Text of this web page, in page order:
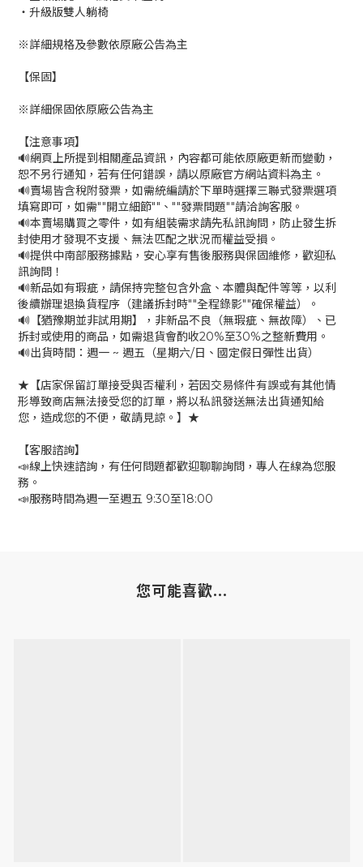
‧升級版雙人躺椅
※詳細規格及參數依原廠公告為主
【保固】
※詳細保固依原廠公告為主
【注意事項】
🔊網頁上所提到相關產品資訊，內容都可能依原廠更新而變動，
恕不另行通知，若有任何錯誤，請以原廠官方網站資料為主。
🔊賣場皆含稅附發票，如需統編請於下單時選擇三聯式發票選項
填寫即可，如需""開立細節""、""發票問題""請洽詢客服。
🔊本賣場購買之零件，如有組裝需求請先私訊詢問，防止發生拆
封使用才發現不支援、無法匹配之狀況而權益受損。
🔊提供中南部服務據點，安心享有售後服務與保固維修，歡迎私
訊詢問！
🔊新品如有瑕疵，請保持完整包含外盒、本體與配件等等，以利
後續辦理退換貨程序（建議拆封時""全程錄影""確保權益）。
🔊【猶豫期並非試用期】，非新品不良（無瑕疵、無故障）、已
拆封或使用的商品，如需退貨會酌收20%至30%之整新費用。
🔊出貨時間：週一 ~ 週五（星期六/日、國定假日彈性出貨）
★【店家保留訂單接受與否權利，若因交易條件有誤或有其他情
形導致商店無法接受您的訂單，將以私訊發送無法出貨通知給
您，造成您的不便，敬請見諒。】★
【客服諮詢】
📣線上快速諮詢，有任何問題都歡迎聊聊詢問，專人在線為您服
務。
📣服務時間為週一至週五 9:30至18:00
您可能喜歡...